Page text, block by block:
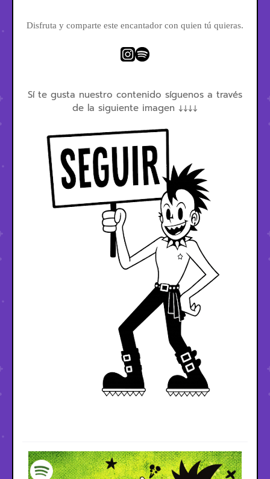
Disfruta y comparte este encantador con quien tú quieras.
Sí te gusta nuestro contenido síguenos a través
de la siguiente imagen ↓↓↓↓